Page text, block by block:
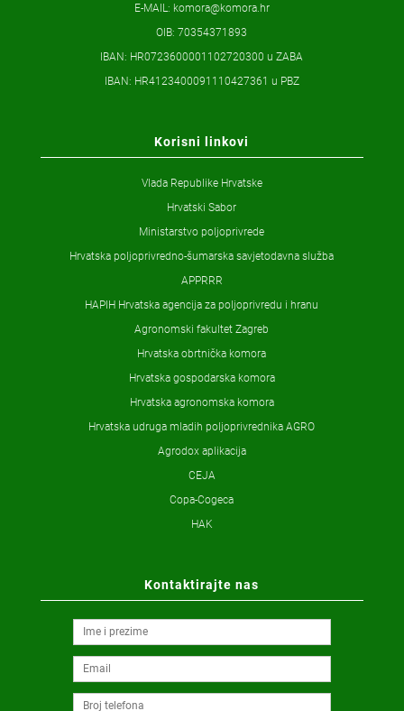
E-MAIL: komora@komora.hr
OIB: 70354371893
IBAN: HR0723600001102720300 u ZABA
IBAN: HR4123400091110427361 u PBZ
Korisni linkovi
Vlada Republike Hrvatske
Hrvatski Sabor
Ministarstvo poljoprivrede
Hrvatska poljoprivredno-šumarska savjetodavna služba
APPRRR
HAPIH Hrvatska agencija za poljoprivredu i hranu
Agronomski fakultet Zagreb
Hrvatska obrtnička komora
Hrvatska gospodarska komora
Hrvatska agronomska komora
Hrvatska udruga mladih poljoprivrednika AGRO
Agrodox aplikacija
CEJA
Copa-Cogeca
HAK
Kontaktirajte nas